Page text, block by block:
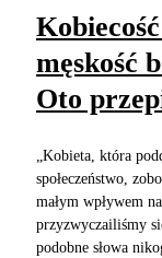
męskość
Oto
„Kobieta, która
społeczeństwo,
małym wpływem
przyzwyczailiśmy
podobne słowa